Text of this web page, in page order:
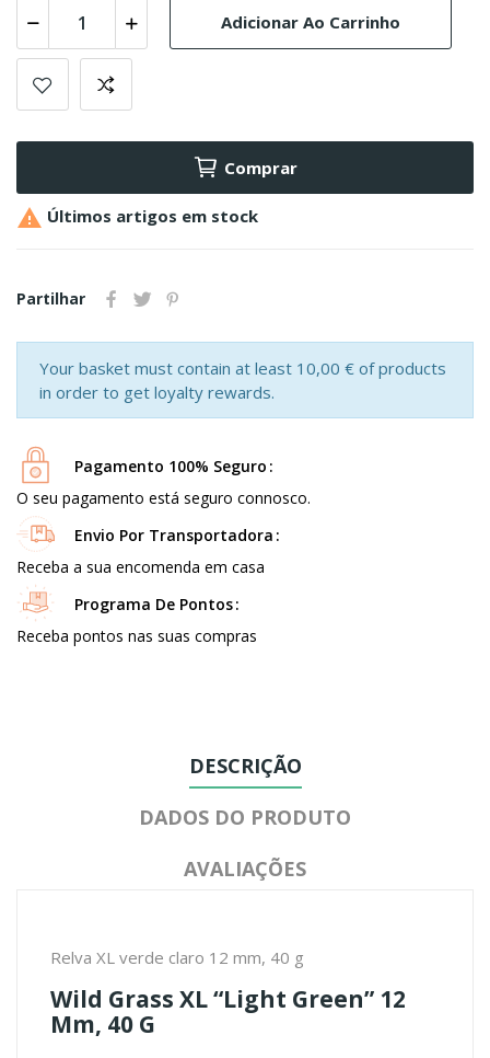
Adicionar Ao Carrinho
Comprar
 Últimos artigos em stock
Partilhar
Your basket must contain at least 10,00 € of products
in order to get loyalty rewards.
Pagamento 100% Seguro
O seu pagamento está seguro connosco.
Envio Por Transportadora
Receba a sua encomenda em casa
Programa De Pontos
Receba pontos nas suas compras
DESCRIÇÃO
DADOS DO PRODUTO
AVALIAÇÕES
Relva XL verde claro 12 mm, 40 g
Wild Grass XL “Light Green” 12
Mm, 40 G